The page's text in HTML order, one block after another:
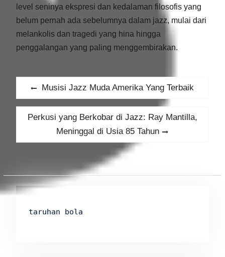
level seninya ekspresi dan kedalaman filosofis yang
belum pernah ada sebelumnya dalam jazz, mulai dari
melankolis dan tragedi yang hina hingga
penggalangan yang paling menggembirakan.
Post
navigation
Previous
post:
Musisi Jazz Muda Amerika Yang Terbaik
Next
Perkusi yang Berkobar di Jazz: Ray Mantilla,
Meninggal di Usia 85 Tahun
taruhan bola